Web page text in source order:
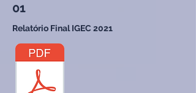
01
Relatório Final IGEC 2021